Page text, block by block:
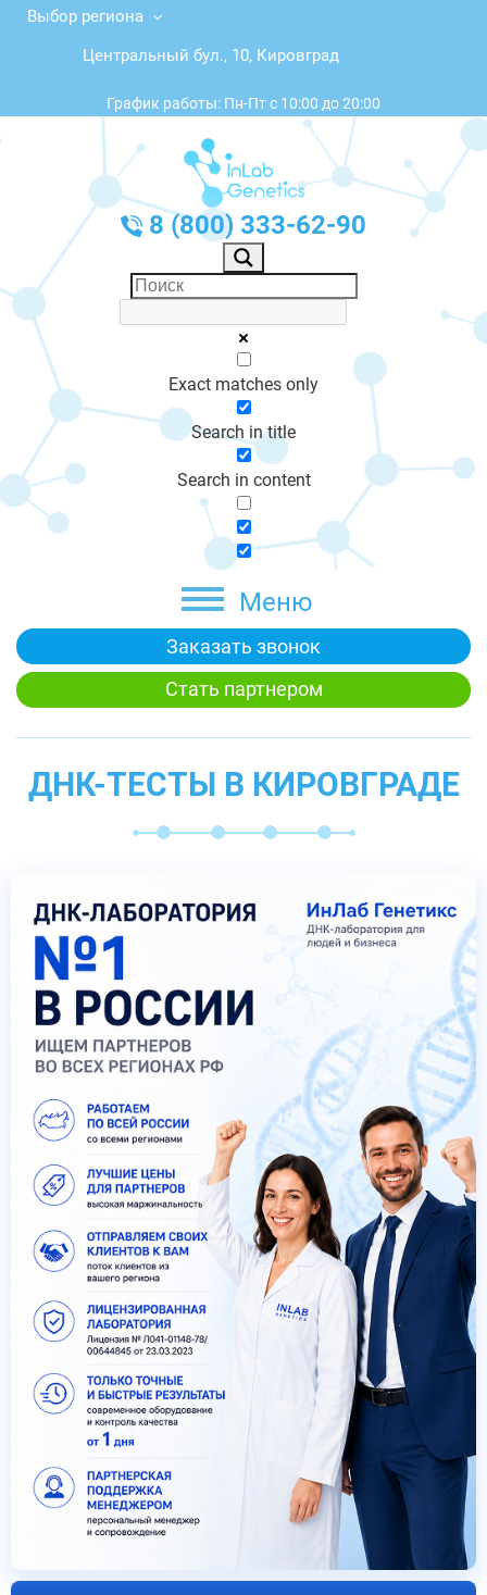
Выбор региона
Центральный бул., 10, Кировград
График работы: Пн-Пт с 10:00 до 20:00
8 (800) 333-62-90
Exact matches only
Search in title
Search in content
Меню
Заказать звонок
Стать партнером
ДНК-ТЕСТЫ В КИРОВГРАДЕ